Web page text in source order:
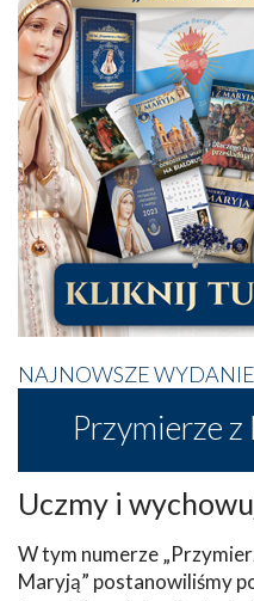
NAJNOWSZE
Przymierze
Uczmy i
W tym numerze
Maryją” postanowiliśmy